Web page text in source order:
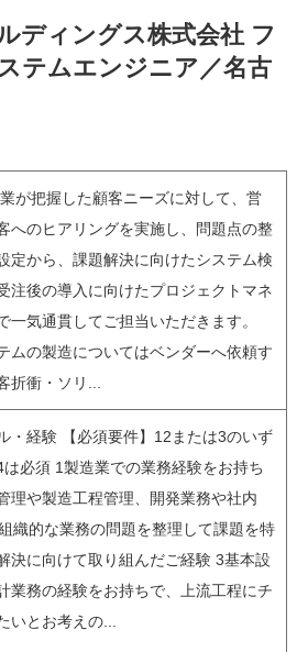
ディングス株式会社 フ
テムエンジニア／名古
が把握した顧客ニーズに対して、営
へのヒアリングを実施し、問題点の整
定から、課題解決に向けたシステム検
注後の導入に向けたプロジェクトマネ
一気通貫してご担当いただきます。
ムの製造についてはベンダーへ依頼す
折衝・ソリ...
・経験 【必須要件】12または3のいず
必須 1製造業での業務経験をお持ち
理や製造工程管理、開発業務や社内
織的な業務の問題を整理して課題を特
決に向けて取り組んだご経験 3基本設
業務の経験をお持ちで、上流工程にチ
いとお考えの...